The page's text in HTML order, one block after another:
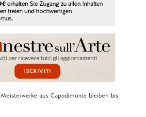
Meisterwerke aus Capodimonte bleiben bis